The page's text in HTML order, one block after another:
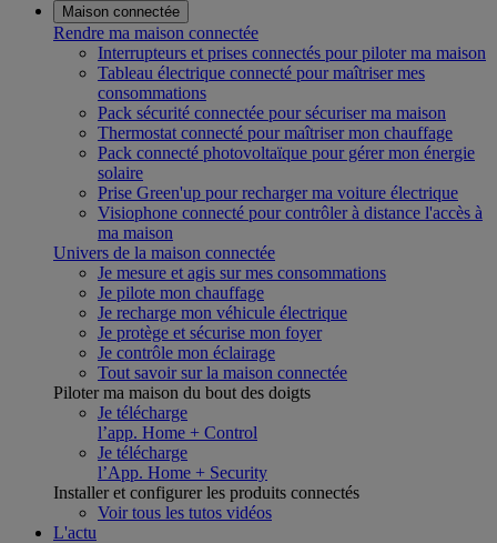
Maison connectée
Rendre ma maison connectée
Interrupteurs et prises connectés pour piloter ma maison
Tableau électrique connecté pour maîtriser mes
consommations
Pack sécurité connectée pour sécuriser ma maison
Thermostat connecté pour maîtriser mon chauffage
Pack connecté photovoltaïque pour gérer mon énergie
solaire
Prise Green'up pour recharger ma voiture électrique
Visiophone connecté pour contrôler à distance l'accès à
ma maison
Univers de la maison connectée
Je mesure et agis sur mes consommations
Je pilote mon chauffage
Je recharge mon véhicule électrique
Je protège et sécurise mon foyer
Je contrôle mon éclairage
Tout savoir sur la maison connectée
Piloter ma maison du bout des doigts
Je télécharge
l’app. Home + Control
Je télécharge
l’App. Home + Security
Installer et configurer les produits connectés
Voir tous les tutos vidéos
L'actu